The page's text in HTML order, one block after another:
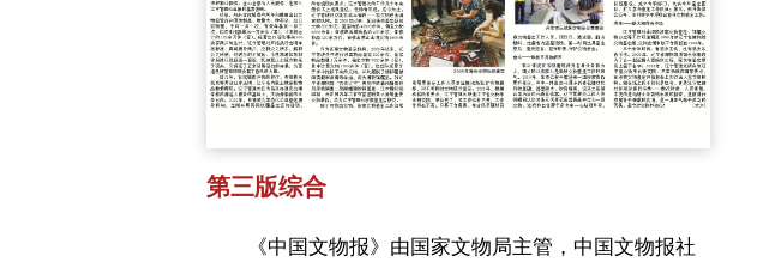
第三版综合
《中国文物报》由国家文物局主管，中国文物报社